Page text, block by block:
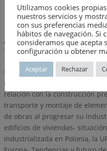
Número:
919
Descripción:
– Situación actual de las
industrialización de la
coordinación dimensional,
relación con la construcción
transporte y montaje de
de obras al progresar su
edificios de viviendas-
industrializada en Polonia, la
Utilizamos cookies
nuestros servicios y
con sus preferencias
hábitos de navegación. Si
consideramos que acepta
configuración u obtener
Aceptar Rechazar